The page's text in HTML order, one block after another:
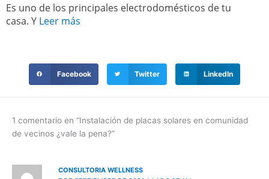
Es uno de los principales electrodomésticos de tu
casa. Y Leer más
Facebook Twitter LinkedIn
1 comentario en “Instalación de placas solares en comunidad
de vecinos ¿vale la pena?”
CONSULTORIA WELLNESS